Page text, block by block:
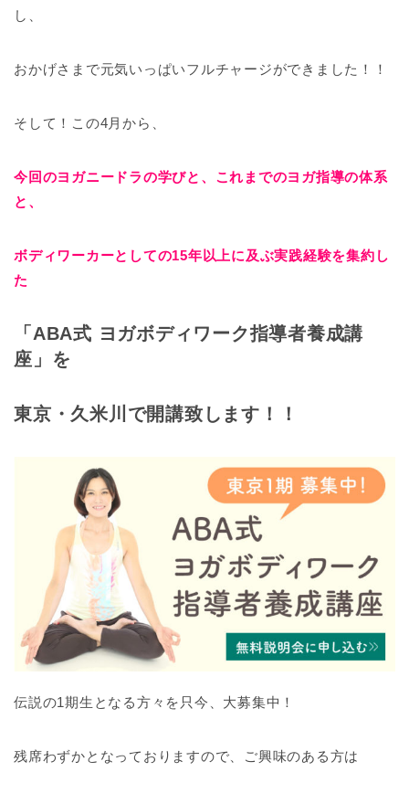
し、
おかげさまで元気いっぱいフルチャージができました！！
そして！この4月から、
今回のヨガニードラの学びと、これまでのヨガ指導の体系
と、
ボディワーカーとしての15年以上に及ぶ実践経験を集約し
た
「ABA式 ヨガボディワーク指導者養成講
座」を
東京・久米川で開講致します！！
伝説の1期生となる方々を只今、大募集中！
残席わずかとなっておりますので、ご興味のある方は